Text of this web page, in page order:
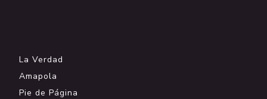
La Verdad
Amapola
Pie de Página